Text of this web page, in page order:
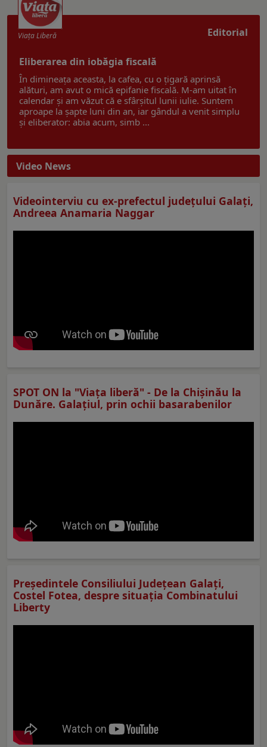
Editorial
Viaţa Liberă
Eliberarea din iobăgia fiscală
În dimineața aceasta, la cafea, cu o țigară aprinsă
alături, am avut o mică epifanie fiscală. M-am uitat în
calendar și am văzut că e sfârșitul lunii iulie. Suntem
aproape la șapte luni din an, iar gândul a venit simplu
și eliberator: abia acum, simb ...
Video News
Videointerviu cu ex-prefectul judeţului Galaţi,
Andreea Anamaria Naggar
SPOT ON la "Viaţa liberă" - De la Chișinău la
Dunăre. Galațiul, prin ochii basarabenilor
Preşedintele Consiliului Judeţean Galaţi,
Costel Fotea, despre situaţia Combinatului
Liberty